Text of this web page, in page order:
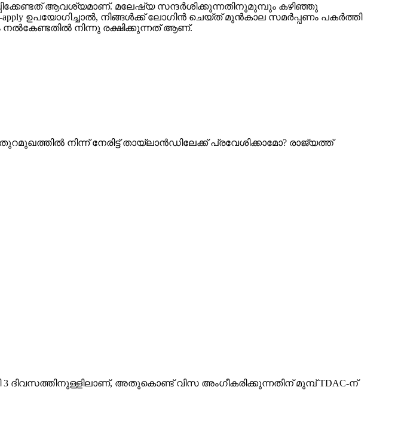
ആവശ്യമാണ്. മലേഷ്യ സന്ദർശിക്കുന്നതിനുമുമ്പും കഴിഞ്ഞു
ഉപയോഗിച്ചാൽ, നിങ്ങൾക്ക് ലോഗിൻ ചെയ്ത് മുൻകാല സമർപ്പണം പകർത്തി
നൽകേണ്ടതിൽ നിന്നു രക്ഷിക്കുന്നത് ആണ്.
നിന്ന് നേരിട്ട് തായ്‌ലാൻഡിലേക്ക് പ്രവേശിക്കാമോ? രാജ്യത്ത്
3 ദിവസത്തിനുള്ളിലാണ്, അതുകൊണ്ട് വിസ അംഗീകരിക്കുന്നതിന് മുമ്പ് TDAC-ന്